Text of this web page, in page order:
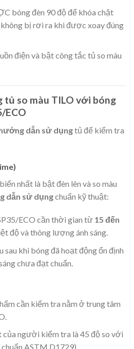
bóng đèn 90 độ để khóa chặt
bị rơi ra khi được xoay đúng
điện và bật công tắc tủ so màu
tủ so màu TILO với bóng
ECO
dẫn sử dụngtủ để kiểm tra
nhất là bật đèn lên và so màu
dẫn sử dụngchuẩn kỹ thuật:
ECO cần thời gian từ 15 đến
độ và thông lượng ánh sáng.
sau khi bóng đã hoạt động ổn định
chưa đạt chuẩn.
cần kiểm tra nằm ở trung tâm
của người kiểm tra là 45 độ so với
ASTM D1729).